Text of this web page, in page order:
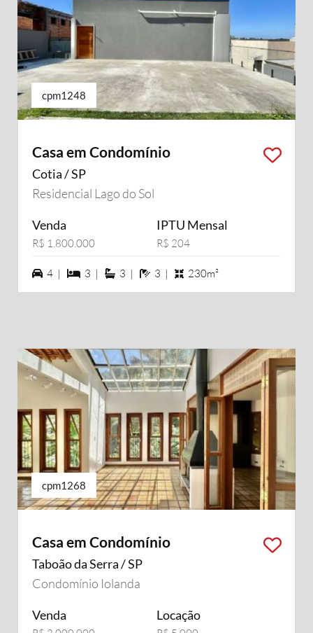
cpm1248
Casa em Condomínio
Cotia / SP
Residencial Lago do Sol
Venda
R$ 1.800.000
IPTU Mensal
R$ 204
4 vagas na garagem
4 | 3 dormiórios
3 | 3 suítes
3 | 3 banheiros
3 | 230m²
cpm1268
Casa em Condomínio
Taboão da Serra / SP
Condomínio Iolanda
Venda Locação